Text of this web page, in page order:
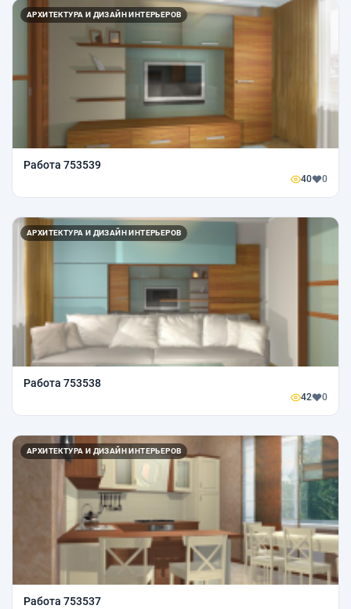
АРХИТЕКТУРА И ДИЗАЙН ИНТЕРЬЕРОВ
Работа 753539
40 0
АРХИТЕКТУРА И ДИЗАЙН ИНТЕРЬЕРОВ
Работа 753538
42 0
АРХИТЕКТУРА И ДИЗАЙН ИНТЕРЬЕРОВ
Работа 753537